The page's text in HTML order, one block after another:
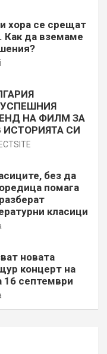
хора се срещат
Как да вземаме
НА ФИЛМ ЗА
СИ
без да
помага
класици
новата
концерт на
16 септември